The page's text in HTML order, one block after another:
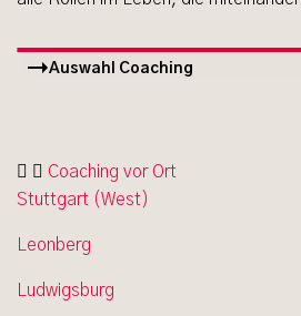
Auswahl Coaching
Coaching vor Ort
Stuttgart (West)
Leonberg
Ludwigsburg